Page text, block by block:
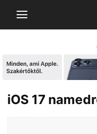
iOS 17